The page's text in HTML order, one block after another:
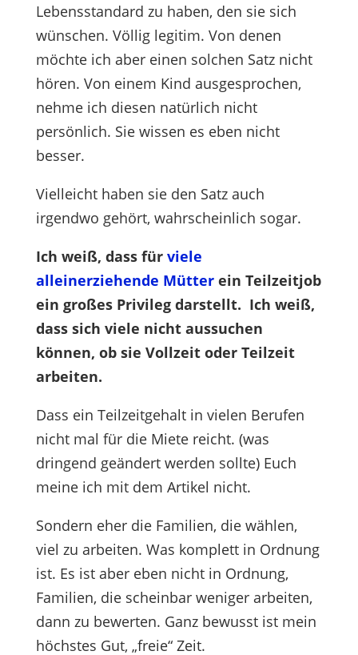
Lebensstandard zu haben, den sie sich
wünschen. Völlig legitim. Von denen
möchte ich aber einen solchen Satz nicht
hören. Von einem Kind ausgesprochen,
nehme ich diesen natürlich nicht
persönlich. Sie wissen es eben nicht
besser.
Vielleicht haben sie den Satz auch
irgendwo gehört, wahrscheinlich sogar.
Ich weiß, dass fürviele
alleinerziehende Mütterein Teilzeitjob
ein großes Privileg darstellt. Ich weiß,
dass sich viele nicht aussuchen
können, ob sie Vollzeit oder Teilzeit
arbeiten.
Dass ein Teilzeitgehalt in vielen Berufen
nicht mal für die Miete reicht. (was
dringend geändert werden sollte) Euch
meine ich mit dem Artikel nicht.
Sondern eher die Familien, die wählen,
viel zu arbeiten. Was komplett in Ordnung
ist. Es ist aber eben nicht in Ordnung,
Familien, die scheinbar weniger arbeiten,
dann zu bewerten. Ganz bewusst ist mein
höchstes Gut, „freie“ Zeit.